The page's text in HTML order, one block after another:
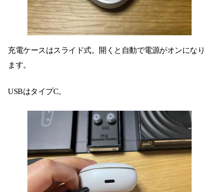
充電ケースはスライド式。開くと自動で電源がオンになり
ます。
USBはタイプC。